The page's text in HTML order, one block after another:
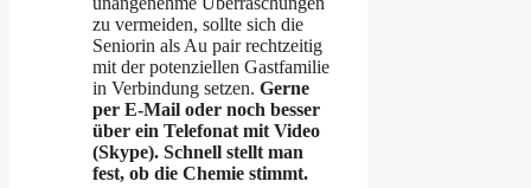
zu vermeiden, sollte sich die
Seniorin als Au pair rechtzeitig
mit der potenziellen Gastfamilie
in Verbindung setzen. Gerne
per E-Mail oder noch besser
über ein Telefonat mit Video
(Skype). Schnell stellt man
fest, ob die Chemie stimmt.